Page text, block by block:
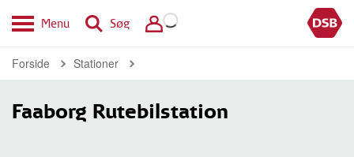
Menu Søg
Forside Stationer
Faaborg Rutebilstation